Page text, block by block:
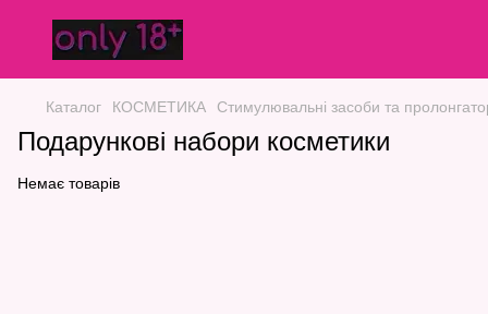
Каталог КОСМЕТИКА Стимулювальні засоби та
Подарункові набори косметики
Немає товарів